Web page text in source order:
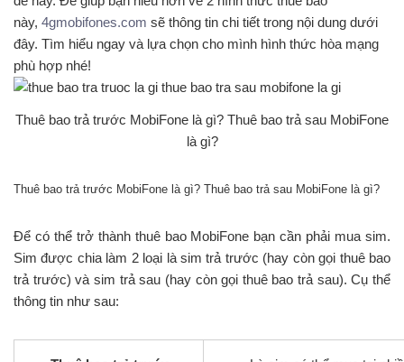
này, 4gmobifones.com sẽ thông tin chi tiết trong nội dung dưới
đây. Tìm hiểu ngay và lựa chọn cho mình hình thức hòa mạng
phù hợp nhé!
Thuê bao trả trước MobiFone là gì? Thuê bao trả sau MobiFone
là gì?
Thuê bao trả trước MobiFone là gì? Thuê bao trả sau MobiFone là gì?
Để có thể trở thành thuê bao MobiFone bạn cần phải mua sim.
Sim được chia làm 2 loại là sim trả trước (hay còn gọi thuê bao
trả trước) và sim trả sau (hay còn gọi thuê bao trả sau). Cụ thể
thông tin như sau: